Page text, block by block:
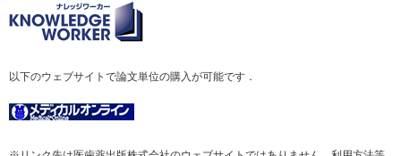
以下のウェブサイトで論文単位の購入が可能です．